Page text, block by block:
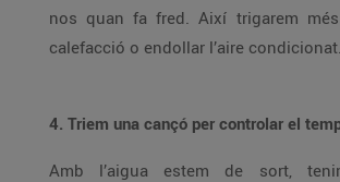
nos quan fa fred. Així trigarem
calefacció o endollar l’aire condicionat.
4. Triem una cançó per controlar el
Amb l’aigua estem de sort,